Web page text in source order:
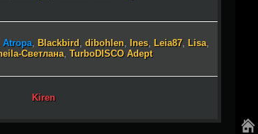
Atropa, Blackbird dibohlen Ines, Leia87, Lisa,
Светлана, TurboDISCO Adept
Kiren